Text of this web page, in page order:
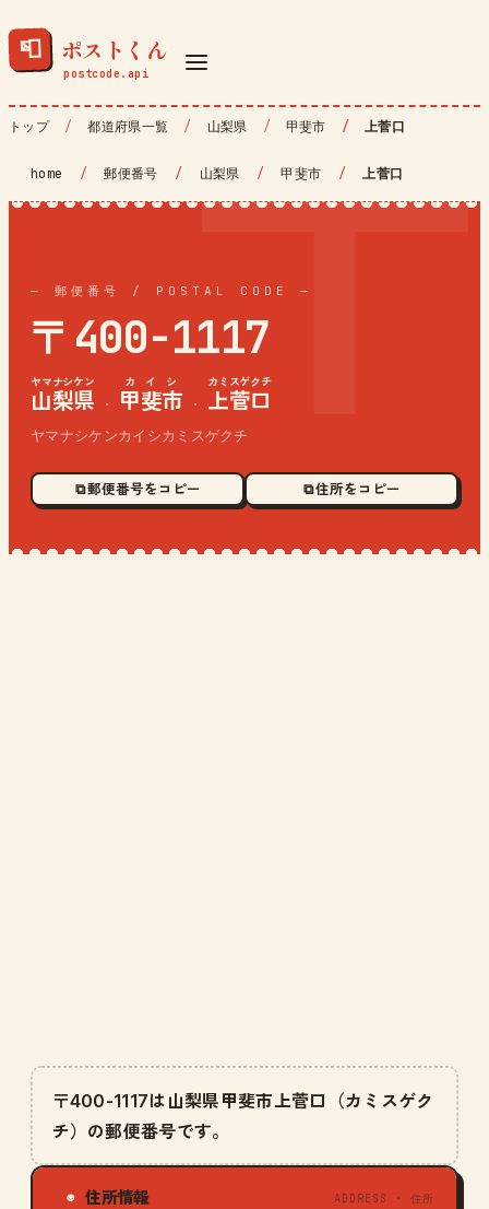
📮 ポストくん
トップ 都道府県一覧 山梨県 甲斐市 上菅口
home / 郵便番号 / 山梨県 / 甲斐市 / 上菅口
— 郵便番号 / POSTAL CODE —
〒400-1117
山梨県
ヤマナシケン
· 甲斐市
カイシ
· 上菅口
カミスゲクチ
ヤマナシケンカイシカミスゲクチ
⧉ 郵便番号をコピー ⧉ 住所をコピー
〒400-1117は山梨県甲斐市上菅口（カミスゲク
チ）の郵便番号です。
◉ 住所情報 ADDRESS · 住所